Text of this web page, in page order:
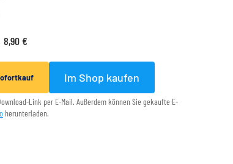
8,90 €
Im Shop kaufen
Link per E-Mail. Außerdem können Sie gekaufte E-
herunterladen.